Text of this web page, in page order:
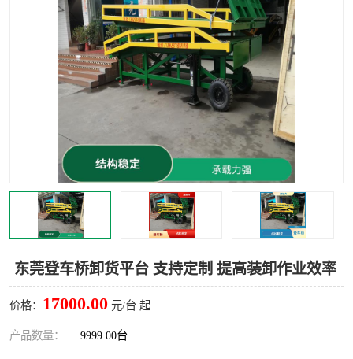
东莞登车桥卸货平台 支持定制 提高装卸作业效率
价格： 17000.00 元/台 起
产品数量： 9999.00台
移动式升降平台 升降货梯
集装箱装柜平台 油桶夹具